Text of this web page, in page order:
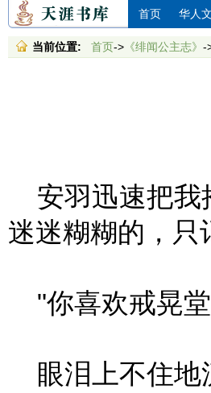
首页 华人
当前位置: 首页-> 《绯闻公主志》 -
安羽迅速把我
迷迷糊糊的，只
"你喜欢戒晃
眼泪上不住地